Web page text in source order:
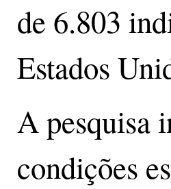
de 6.803
Estados
A pesquisa
condições